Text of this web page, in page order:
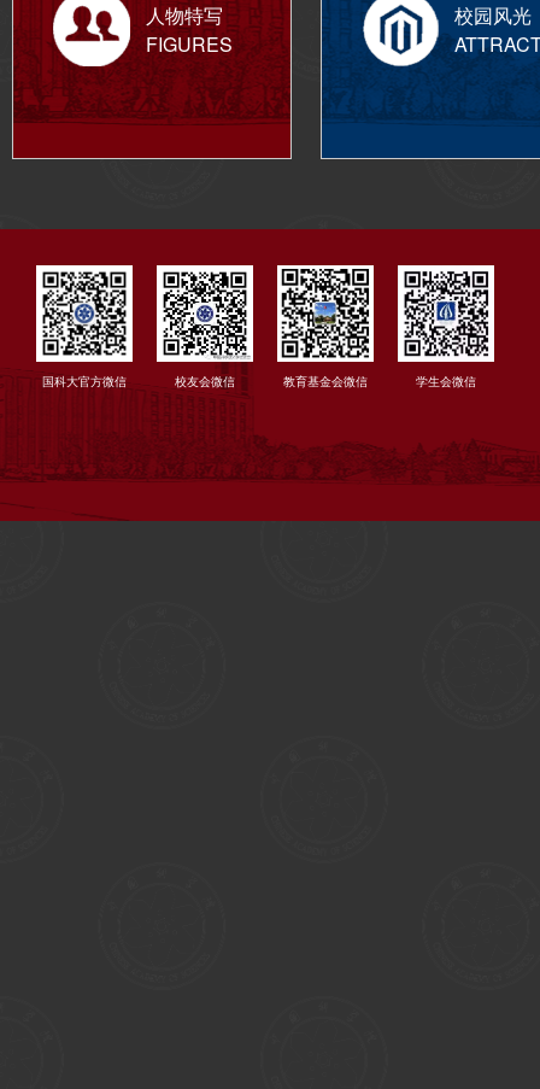
人物特写
FIGURES
校园风光
国科大官方微信 校友会微信 教育基金会微信 学生会微信